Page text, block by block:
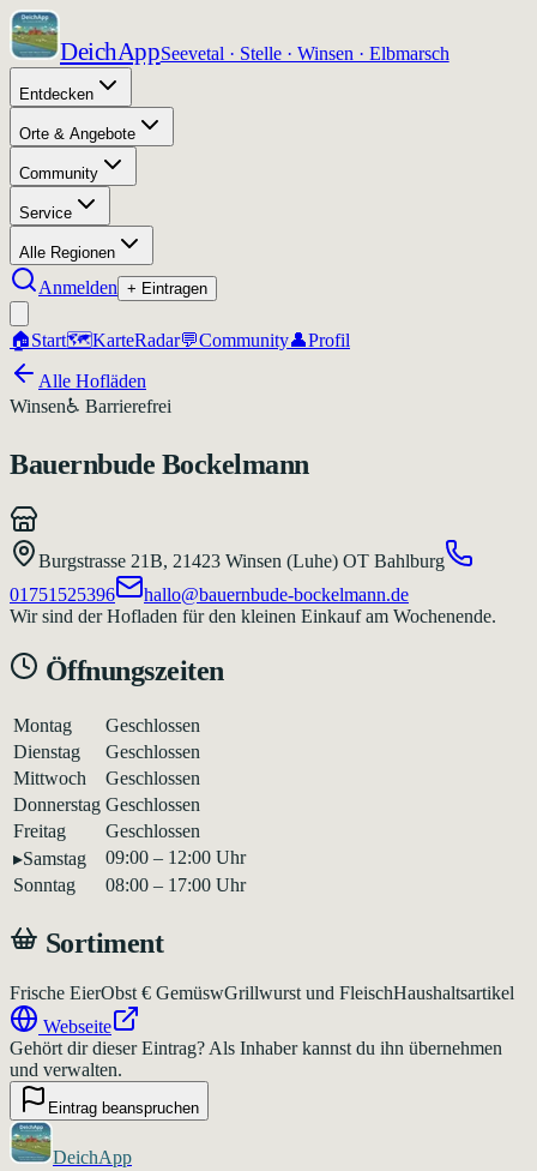
DeichAppSeevetal · Stelle · Winsen · Elbmarsch
Entdecken
Orte & Angebote
Community
Service
Alle Regionen
Anmelden + Eintragen
🏠Start🗺️KarteRadar💬Community👤Profil
Alle Hofläden
Winsen♿ Barrierefrei
Bauernbude Bockelmann
Burgstrasse 21B, 21423 Winsen (Luhe) OT Bahlburg
01751525396
hallo@bauernbude-bockelmann.de
Wir sind der Hofladen für den kleinen Einkauf am Wochenende.
Öffnungszeiten
Montag
Geschlossen
Dienstag
Geschlossen
Mittwoch
Geschlossen
Donnerstag Geschlossen
Freitag
Geschlossen
▸Samstag
09:00 – 12:00 Uhr
Sonntag
08:00 – 17:00 Uhr
Sortiment
Frische EierObst € GemüswGrillwurst und FleischHaushaltsartikel
Webseite
Gehört dir dieser Eintrag?Als Inhaber kannst du ihn übernehmen
und verwalten.
Eintrag beanspruchen
DeichApp